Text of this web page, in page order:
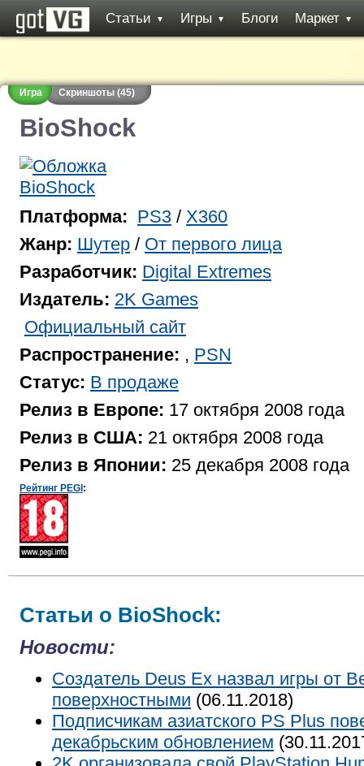
Статьи ▼ Игры ▼ Блоги Маркет ▼
Игра Скриншоты (45)
BioShock
Платформа: PS3 / X360
Жанр: Шутер / От первого лица
Разработчик: Digital Extremes
Издатель: 2K Games
Официальный сайт
Распространение: , PSN
Статус: В продаже
Релиз в Европе: 17 октября 2008 года
Релиз в США: 21 октября 2008 года
Релиз в Японии: 25 декабря 2008 года
Рейтинг PEGI :
Статьи о BioShock:
Новости:
Создатель Deus Ex назвал игры от
поверхностными (06.11.2018)
Подписчикам азиатского PS Plus
декабрьским обновлением